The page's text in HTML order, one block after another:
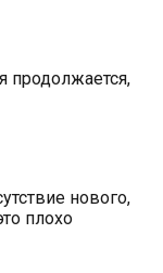
продолжается,
нового,
плохо